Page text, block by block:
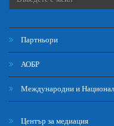
Партньори
АОБР
Международни и
Център за медиация